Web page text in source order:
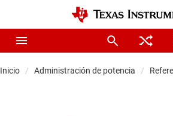
Inicio Administración de potencia